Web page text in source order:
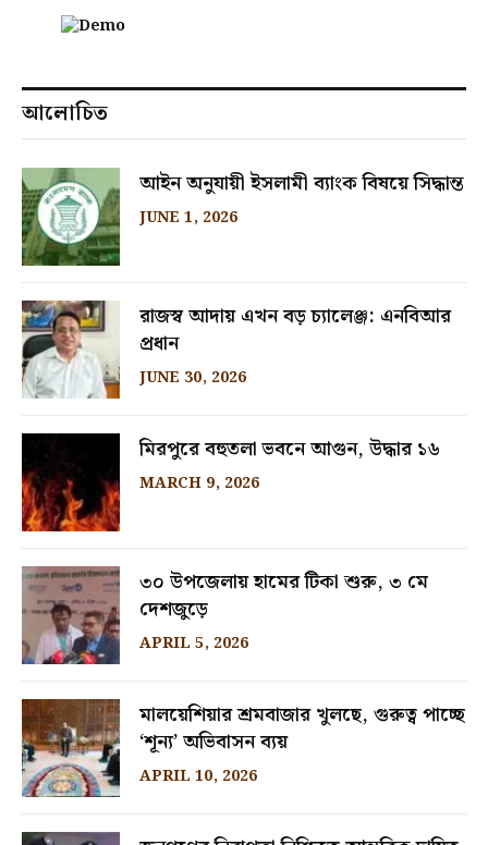
আলোচিত
আইন অনুযায়ী ইসলামী ব্যাংক বিষয়ে সিদ্ধান্ত
JUNE 1, 2026
রাজস্ব আদায় এখন বড় চ্যালেঞ্জ: এনবিআর
প্রধান
JUNE 30, 2026
মিরপুরে বহুতলা ভবনে আগুন, উদ্ধার ১৬
MARCH 9, 2026
৩০ উপজেলায় হামের টিকা শুরু, ৩ মে
দেশজুড়ে
APRIL 5, 2026
মালয়েশিয়ার শ্রমবাজার খুলছে, গুরুত্ব পাচ্ছে
‘শূন্য’ অভিবাসন ব্যয়
APRIL 10, 2026